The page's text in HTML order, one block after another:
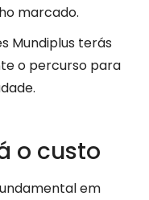
marcado.
Mundiplus terás
o percurso para
o custo
em